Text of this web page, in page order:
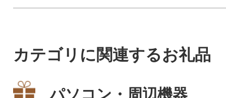
カテゴリに関連するお礼品
パソコン・周辺機器